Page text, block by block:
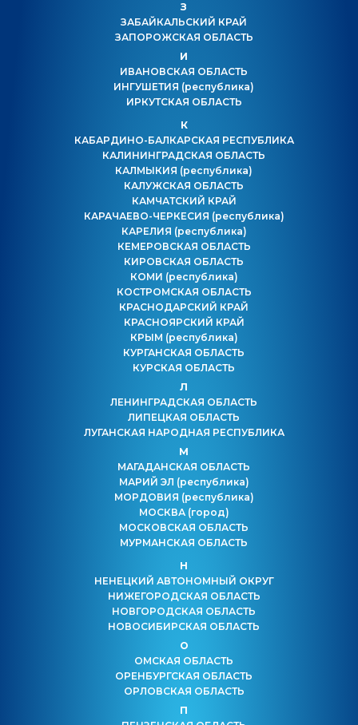
З
ЗАБАЙКАЛЬСКИЙ КРАЙ
ЗАПОРОЖСКАЯ ОБЛАСТЬ
И
ИВАНОВСКАЯ ОБЛАСТЬ
ИНГУШЕТИЯ (республика)
ИРКУТСКАЯ ОБЛАСТЬ
К
КАБАРДИНО-БАЛКАРСКАЯ РЕСПУБЛИКА
КАЛИНИНГРАДСКАЯ ОБЛАСТЬ
КАЛМЫКИЯ (республика)
КАЛУЖСКАЯ ОБЛАСТЬ
КАМЧАТСКИЙ КРАЙ
КАРАЧАЕВО-ЧЕРКЕСИЯ (республика)
КАРЕЛИЯ (республика)
КЕМЕРОВСКАЯ ОБЛАСТЬ
КИРОВСКАЯ ОБЛАСТЬ
КОМИ (республика)
КОСТРОМСКАЯ ОБЛАСТЬ
КРАСНОДАРСКИЙ КРАЙ
КРАСНОЯРСКИЙ КРАЙ
КРЫМ (республика)
КУРГАНСКАЯ ОБЛАСТЬ
КУРСКАЯ ОБЛАСТЬ
Л
ЛЕНИНГРАДСКАЯ ОБЛАСТЬ
ЛИПЕЦКАЯ ОБЛАСТЬ
ЛУГАНСКАЯ НАРОДНАЯ РЕСПУБЛИКА
М
МАГАДАНСКАЯ ОБЛАСТЬ
МАРИЙ ЭЛ (республика)
МОРДОВИЯ (республика)
МОСКВА (город)
МОСКОВСКАЯ ОБЛАСТЬ
МУРМАНСКАЯ ОБЛАСТЬ
Н
НЕНЕЦКИЙ АВТОНОМНЫЙ ОКРУГ
НИЖЕГОРОДСКАЯ ОБЛАСТЬ
НОВГОРОДСКАЯ ОБЛАСТЬ
НОВОСИБИРСКАЯ ОБЛАСТЬ
О
ОМСКАЯ ОБЛАСТЬ
ОРЕНБУРГСКАЯ ОБЛАСТЬ
ОРЛОВСКАЯ ОБЛАСТЬ
П